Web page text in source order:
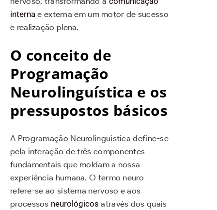
interna e externa em um motor de sucesso
e realização plena.
O conceito de
Programação
Neurolinguística e os
pressupostos básicos
A Programação Neurolinguística define-se
pela interação de três componentes
fundamentais que moldam a nossa
experiência humana. O termo neuro
refere-se ao sistema nervoso e aos
processos neurológicos através dos quais